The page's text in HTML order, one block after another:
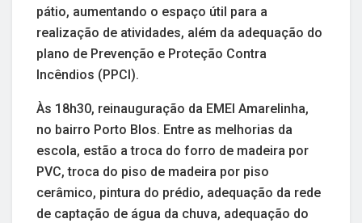
pátio, aumentando o espaço útil para a
realização de atividades, além da adequação do
plano de Prevenção e Proteção Contra
Incêndios (PPCI).
Às 18h30, reinauguração da EMEI Amarelinha,
no bairro Porto Blos. Entre as melhorias da
escola, estão a troca do forro de madeira por
PVC, troca do piso de madeira por piso
cerâmico, pintura do prédio, adequação da rede
de captação de água da chuva, adequação do